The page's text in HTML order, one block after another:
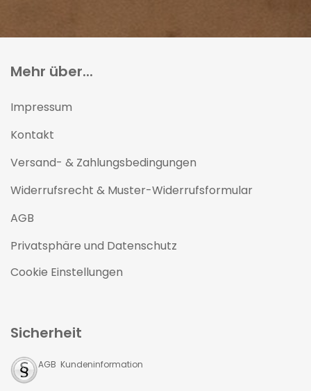
Mehr über...
Impressum
Kontakt
Versand- & Zahlungsbedingungen
Widerrufsrecht & Muster-Widerrufsformular
AGB
Privatsphäre und Datenschutz
Cookie Einstellungen
Sicherheit
AGB Kundeninformation